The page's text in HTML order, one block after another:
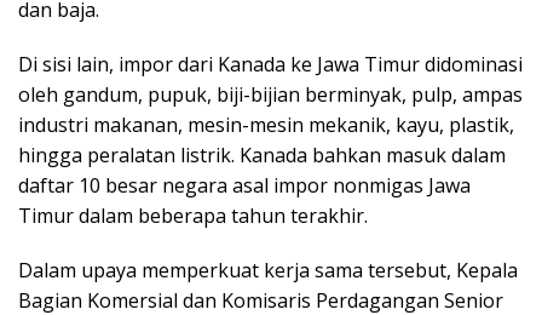
dan baja.
Di sisi lain, impor dari Kanada ke Jawa Timur didominasi
oleh gandum, pupuk, biji-bijian berminyak, pulp, ampas
industri makanan, mesin-mesin mekanik, kayu, plastik,
hingga peralatan listrik. Kanada bahkan masuk dalam
daftar 10 besar negara asal impor nonmigas Jawa
Timur dalam beberapa tahun terakhir.
Dalam upaya memperkuat kerja sama tersebut, Kepala
Bagian Komersial dan Komisaris Perdagangan Senior